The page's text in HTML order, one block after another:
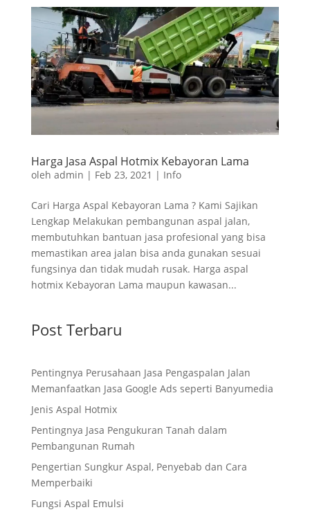
Harga Jasa Aspal Hotmix Kebayoran Lama
oleh admin | Feb 23, 2021 | Info
Cari Harga Aspal Kebayoran Lama ? Kami Sajikan
Lengkap Melakukan pembangunan aspal jalan,
membutuhkan bantuan jasa profesional yang bisa
memastikan area jalan bisa anda gunakan sesuai
fungsinya dan tidak mudah rusak. Harga aspal
hotmix Kebayoran Lama maupun kawasan...
Post Terbaru
Pentingnya Perusahaan Jasa Pengaspalan Jalan
Memanfaatkan Jasa Google Ads seperti Banyumedia
Jenis Aspal Hotmix
Pentingnya Jasa Pengukuran Tanah dalam
Pembangunan Rumah
Pengertian Sungkur Aspal, Penyebab dan Cara
Memperbaiki
Fungsi Aspal Emulsi